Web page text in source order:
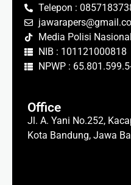
Telepon :
Media Polisi Nasional
NIB : 101121000818
NPWP :
Office
Jl. A. Yani No.252,
Kota Bandung, Jawa